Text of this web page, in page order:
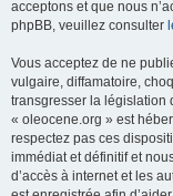
acceptons et que nous
phpBB, veuillez consulter
Vous acceptez de ne
vulgaire, diffamatoire,
transgresser la législation
« oleocene.org » est
respectez pas ces
immédiat et définitif et
d’accès à internet et les